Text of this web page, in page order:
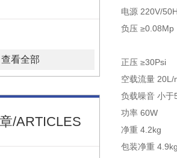
查看全部
/ARTICLES
电源 220V/
负压 ≥0.08Mp
正压 ≥30Psi
空载流量 20L/
负载噪音 小于
功率 60W
净重 4.2kg
包装净重